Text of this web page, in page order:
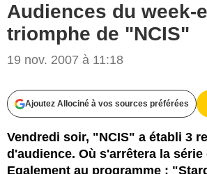
Audiences du week-
triomphe de "NCIS"
19 nov. 2007 à 11:18
Ajoutez Allociné à vos sources préférées
Vendredi soir, "NCIS" a établi 3
d'audience. Où s'arrêtera la série
Egalement au programme :